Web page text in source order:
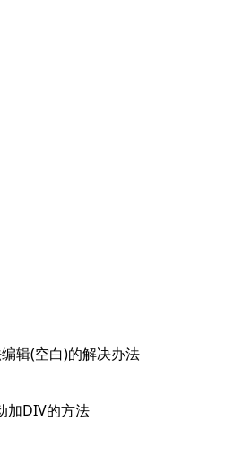
辑(空白)的解决办法
加DIV的方法